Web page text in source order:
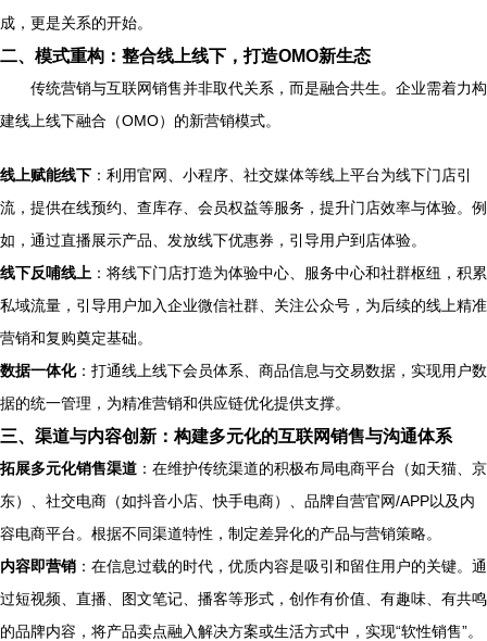
成，更是关系的开始。
二、模式重构：整合线上线下，打造OMO新生态
传统营销与互联网销售并非取代关系，而是融合共生。企业需着力构
建线上线下融合（OMO）的新营销模式。
线上赋能线下 ：利用官网、小程序、社交媒体等线上平台为线下门店引
流，提供在线预约、查库存、会员权益等服务，提升门店效率与体验。例
如，通过直播展示产品、发放线下优惠券，引导用户到店体验。
线下反哺线上 ：将线下门店打造为体验中心、服务中心和社群枢纽，积累
私域流量，引导用户加入企业微信社群、关注公众号，为后续的线上精准
营销和复购奠定基础。
数据一体化：打通线上线下会员体系、商品信息与交易数据，实现用户数
据的统一管理，为精准营销和供应链优化提供支撑。
三、渠道与内容创新：构建多元化的互联网销售与沟通体系
拓展多元化销售渠道 ：在维护传统渠道的积极布局电商平台（如天猫、京
东）、社交电商（如抖音小店、快手电商）、品牌自营官网/APP以及内
容电商平台。根据不同渠道特性，制定差异化的产品与营销策略。
内容即营销 ：在信息过载的时代，优质内容是吸引和留住用户的关键。通
过短视频、直播、图文笔记、播客等形式，创作有价值、有趣味、有共鸣
的品牌内容，将产品卖点融入解决方案或生活方式中，实现“软性销售”。